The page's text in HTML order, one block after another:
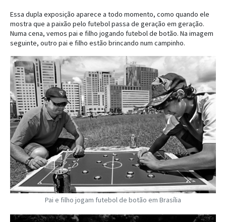
Essa dupla exposição aparece a todo momento, como quando ele
mostra que a paixão pelo futebol passa de geração em geração.
Numa cena, vemos pai e filho jogando futebol de botão. Na imagem
seguinte, outro pai e filho estão brincando num campinho.
Pai e filho jogam futebol de botão em Brasília